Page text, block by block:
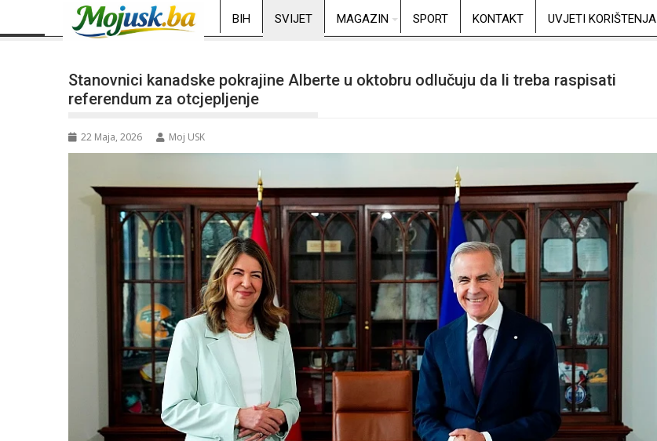
BIH SVIJET MAGAZIN SPORT KONTAKT UVJETI KORIŠTENJA
Stanovnici kanadske pokrajine Alberte u oktobru odlučuju da li treba raspisati
referendum za otcjepljenje
22 Maja, 2026 Moj USK